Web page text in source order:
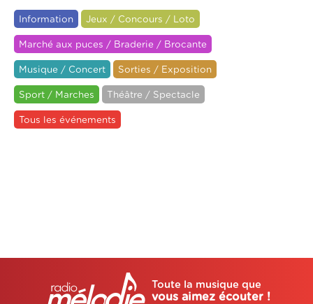
Information Jeux / Concours / Loto
Marché aux puces / Braderie / Brocante
Musique / Concert Sorties / Exposition
Sport / Marches Théâtre / Spectacle
Tous les événements
Toute la musique que
vous aimez écouter !